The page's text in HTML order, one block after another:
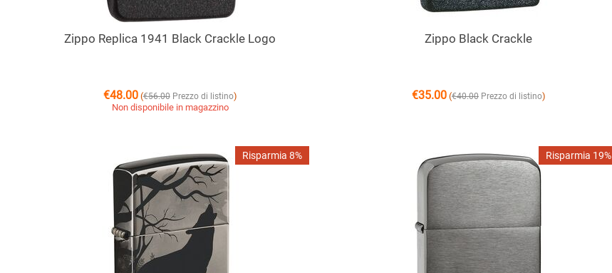
Zippo Replica 1941 Black Crackle Logo
€48.00 (€56.00 Prezzo di listino)
Non disponibile in magazzino
Zippo Black Crackle
€35.00 (€40.00 Prezzo di listino)
Risparmia 8% Risparmia 19%